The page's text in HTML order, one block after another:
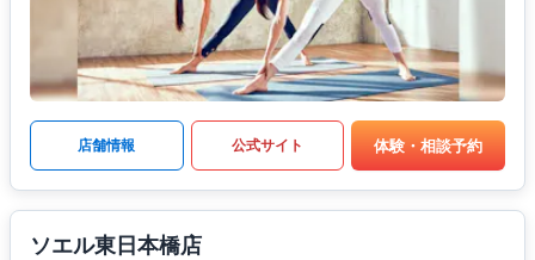
店舗情報 公式サイト 体験・相談予約
ソエル東日本橋店